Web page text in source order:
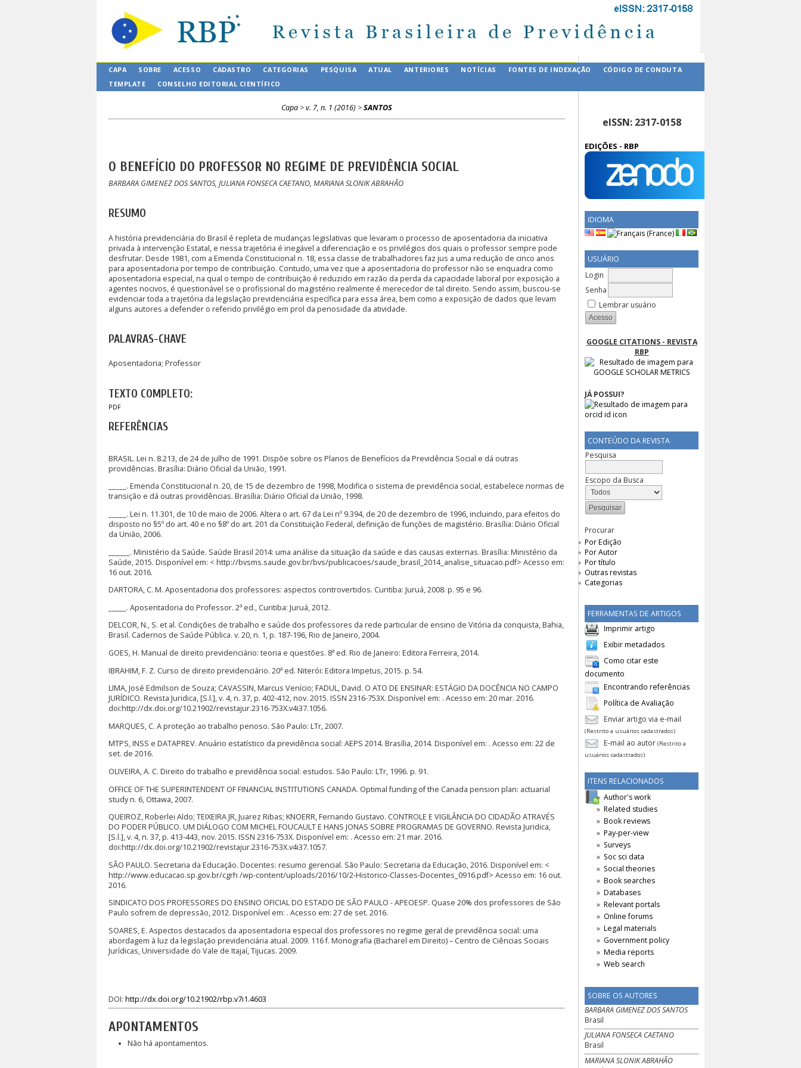
eISSN: 2317-0158
EDIÇÕES - RBP
IDIOMA
USUÁRIO
Login
Senha
Lembrar usuário
GOOGLE CITATIONS - REVISTA
RBP
JÁ POSSUI?
CONTEÚDO DA REVISTA
Pesquisa
Escopo da Busca
Procurar
Por Edição
Por Autor
Por título
Outras revistas
Categorias
FERRAMENTAS DE ARTIGOS
Imprimir artigo
Exibir metadados
Como citar este
documento
Encontrando referências
Política de Avaliação
Enviar artigo via e-mail
(Restrito a usuários cadastrados)
E-mail ao autor (Restrito a
usuários cadastrados)
ITENS RELACIONADOS
Author's work
Related studies
Book reviews
Pay-per-view
Surveys
Soc sci data
Social theories
Book searches
Databases
Relevant portals
Online forums
Legal materials
Government policy
Media reports
Web search
SOBRE OS AUTORES
BARBARA GIMENEZ DOS SANTOS
Brasil
JULIANA FONSECA CAETANO
Brasil
MARIANA SLONIK ABRAHÃO
CAPA SOBRE ACESSO CADASTRO CATEGORIAS PESQUISA ATUAL ANTERIORES NOTÍCIAS FONTES DE INDEXAÇÃO
CÓDIGO DE CONDUTA
TEMPLATE
CONSELHO EDITORIAL CIENTÍFICO
Capa>v. 7, n. 1 (2016) >SANTOS
O BENEFÍCIO DO PROFESSOR NO REGIME DE PREVIDÊNCIA SOCIAL
BARBARA GIMENEZ DOS SANTOS, JULIANA FONSECA CAETANO, MARIANA SLONIK ABRAHÃO
RESUMO
A história previdenciária do Brasil é repleta de mudanças legislativas que levaram o processo de aposentadoria da iniciativa
privada à intervenção Estatal, e nessa trajetória é inegável a diferenciação e os privilégios dos quais o professor sempre pode
desfrutar. Desde 1981, com a Emenda Constitucional n. 18, essa classe de trabalhadores faz jus a uma redução de cinco anos
para aposentadoria por tempo de contribuição. Contudo, uma vez que a aposentadoria do professor não se enquadra como
aposentadoria especial, na qual o tempo de contribuição é reduzido em razão da perda da capacidade laboral por exposição a
agentes nocivos, é questionável se o profissional do magistério realmente é merecedor de tal direito. Sendo assim, buscou-se
evidenciar toda a trajetória da legislação previdenciária específica para essa área, bem como a exposição de dados que levam
alguns autores a defender o referido privilégio em prol da penosidade da atividade.
PALAVRAS-CHAVE
Aposentadoria; Professor
TEXTO COMPLETO:
PDF
REFERÊNCIAS
BRASIL. Lei n. 8.213, de 24 de julho de 1991. Dispõe sobre os Planos de Benefícios da Previdência Social e dá outras
providências. Brasília: Diário Oficial da União, 1991.
_____. Emenda Constitucional n. 20, de 15 de dezembro de 1998, Modifica o sistema de previdência social, estabelece normas de
transição e dá outras providências. Brasília: Diário Oficial da União, 1998.
_____. Lei n. 11.301, de 10 de maio de 2006. Altera o art. 67 da Lei nº 9.394, de 20 de dezembro de 1996, incluindo, para efeitos do
disposto no §5º do art. 40 e no §8º do art. 201 da Constituição Federal, definição de funções de magistério. Brasília: Diário Oficial
da União, 2006.
______. Ministério da Saúde. Saúde Brasil 2014: uma análise da situação da saúde e das causas externas. Brasília: Ministério da
Saúde, 2015. Disponível em: < http://bvsms.saude.gov.br/bvs/publicacoes/saude_brasil_2014_analise_situacao.pdf> Acesso em:
16 out. 2016.
DARTORA, C. M. Aposentadoria dos professores: aspectos controvertidos. Curitiba: Juruá, 2008. p. 95 e 96.
_____. Aposentadoria do Professor. 2ª ed., Curitiba: Juruá, 2012.
DELCOR, N., S. et al. Condições de trabalho e saúde dos professores da rede particular de ensino de Vitória da conquista, Bahia,
Brasil. Cadernos de Saúde Pública. v. 20, n. 1, p. 187-196, Rio de Janeiro, 2004.
GOES, H. Manual de direito previdenciário: teoria e questões. 8ª ed. Rio de Janeiro: Editora Ferreira, 2014.
IBRAHIM, F. Z. Curso de direito previdenciário. 20ª ed. Niterói: Editora Impetus, 2015. p. 54.
LIMA, José Edmilson de Souza; CAVASSIN, Marcus Venício; FADUL, David. O ATO DE ENSINAR: ESTÁGIO DA DOCÊNCIA NO CAMPO
JURÍDICO. Revista Juridica, [S.l.], v. 4, n. 37, p. 402-412, nov. 2015. ISSN 2316-753X. Disponível em: . Acesso em: 20 mar. 2016.
doi:http://dx.doi.org/10.21902/revistajur.2316-753X.v4i37.1056.
MARQUES, C. A proteção ao trabalho penoso. São Paulo: LTr, 2007.
MTPS, INSS e DATAPREV. Anuário estatístico da previdência social: AEPS 2014. Brasília, 2014. Disponível em: . Acesso em: 22 de
set. de 2016.
OLIVEIRA, A. C. Direito do trabalho e previdência social: estudos. São Paulo: LTr, 1996. p. 91.
OFFICE OF THE SUPERINTENDENT OF FINANCIAL INSTITUTIONS CANADA. Optimal funding of the Canada pension plan: actuarial
study n. 6, Ottawa, 2007.
QUEIROZ, Roberlei Aldo; TEIXEIRA JR, Juarez Ribas; KNOERR, Fernando Gustavo. CONTROLE E VIGILÂNCIA DO CIDADÃO ATRAVÉS
DO PODER PÚBLICO. UM DIÁLOGO COM MICHEL FOUCAULT E HANS JONAS SOBRE PROGRAMAS DE GOVERNO. Revista Juridica,
[S.l.], v. 4, n. 37, p. 413-443, nov. 2015. ISSN 2316-753X. Disponível em: . Acesso em: 21 mar. 2016.
doi:http://dx.doi.org/10.21902/revistajur.2316-753X.v4i37.1057.
SÃO PAULO. Secretaria da Educação. Docentes: resumo gerencial. São Paulo: Secretaria da Educação, 2016. Disponível em: <
http://www.educacao.sp.gov.br/cgrh /wp-content/uploads/2016/10/2-Historico-Classes-Docentes_0916.pdf> Acesso em: 16 out.
2016.
SINDICATO DOS PROFESSORES DO ENSINO OFICIAL DO ESTADO DE SÃO PAULO - APEOESP. Quase 20% dos professores de São
Paulo sofrem de depressão, 2012. Disponível em: . Acesso em: 27 de set. 2016.
SOARES, E. Aspectos destacados da aposentadoria especial dos professores no regime geral de previdência social: uma
abordagem à luz da legislação previdenciária atual. 2009. 116 f. Monografia (Bacharel em Direito) – Centro de Ciências Sociais
Jurídicas, Universidade do Vale de Itajaí, Tijucas. 2009.
DOI: http://dx.doi.org/10.21902/rbp.v7i1.4603
APONTAMENTOS
Não há apontamentos.